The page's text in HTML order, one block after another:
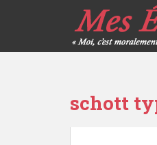
schott